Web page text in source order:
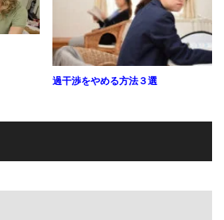
過干渉をやめる方法３選